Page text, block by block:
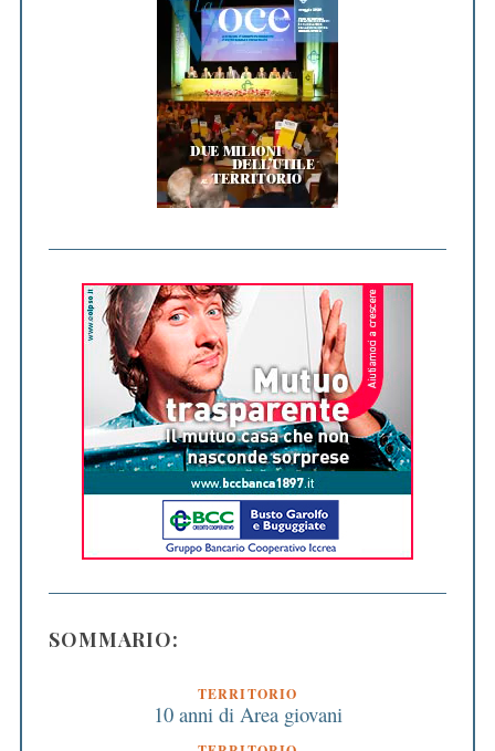
SOMMARIO:
TERRITORIO
10 anni di Area giovani